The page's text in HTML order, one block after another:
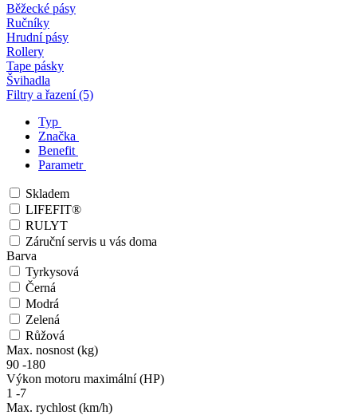
Běžecké pásy
Ručníky
Hrudní pásy
Rollery
Tape pásky
Švihadla
Filtry a řazení (5)
Typ
Značka
Benefit
Parametr
Skladem
LIFEFIT®
RULYT
Záruční servis u vás doma
Barva
Tyrkysová
Černá
Modrá
Zelená
Růžová
Max. nosnost (kg)
90 -180
Výkon motoru maximální (HP)
1 -7
Max. rychlost (km/h)